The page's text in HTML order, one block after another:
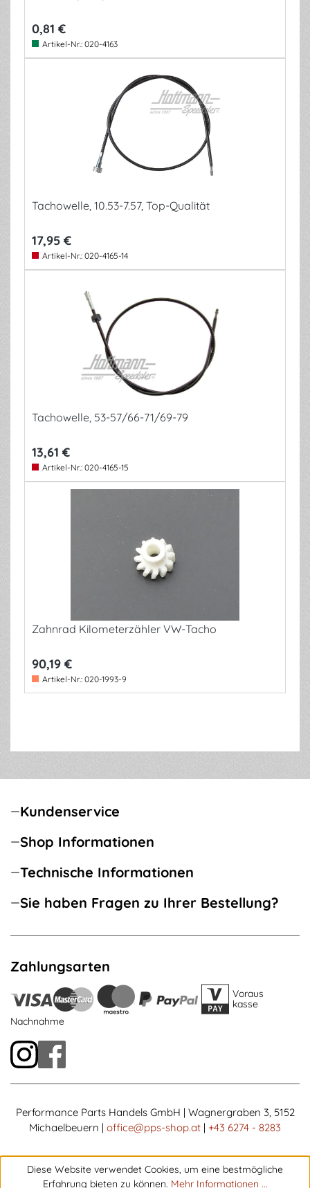
0,81 €
Artikel-Nr.: 020-4163
Tachowelle, 10.53-7.57, Top-Qualität
17,95 €
Artikel-Nr.: 020-4165-14
Tachowelle, 53-57/66-71/69-79
13,61 €
Artikel-Nr.: 020-4165-15
Zahnrad Kilometerzähler VW-Tacho
90,19 €
Artikel-Nr.: 020-1993-9
Kundenservice
Shop Informationen
Technische Informationen
Sie haben Fragen zu Ihrer Bestellung?
Zahlungsarten
Voraus
kasse
Nachnahme
Performance Parts Handels GmbH | Wagnergraben 3, 5152
Michaelbeuern | office@pps-shop.at | +43 6274 - 8283
Diese Website verwendet Cookies, um eine bestmögliche
Erfahrung bieten zu können. Mehr Informationen ...